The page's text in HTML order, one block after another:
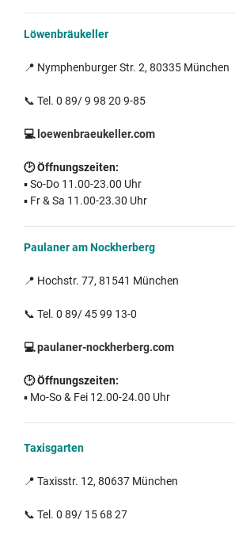
Löwenbräukeller
📍 Nymphenburger Str. 2, 80335 München
📞 Tel. 0 89/ 9 98 20 9-85
💻 loewenbraeukeller.com
🕑Öffnungszeiten:
▪️ So-Do 11.00-23.00 Uhr
▪️ Fr & Sa 11.00-23.30 Uhr
Paulaner am Nockherberg
📍 Hochstr. 77, 81541 München
📞 Tel. 0 89/ 45 99 13-0
💻paulaner-nockherberg.com
🕑Öffnungszeiten:
▪️ Mo-So & Fei 12.00-24.00 Uhr
Taxisgarten
📍 Taxisstr. 12, 80637 München
📞 Tel. 0 89/ 15 68 27